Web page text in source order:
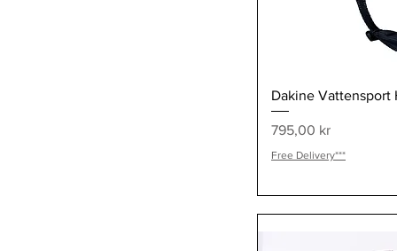
Dakine Vattensport
Pris
795,00 kr
Free Delivery***